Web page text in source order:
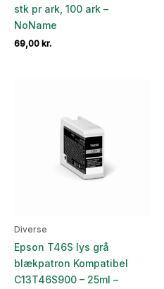
stk pr ark, 100 ark –
NoName
69,00 kr.
Diverse
Epson T46S lys grå
blækpatron Kompatibel
C13T46S900 – 25ml –